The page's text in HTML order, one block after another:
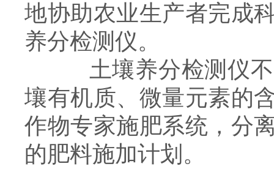
地协助农业生产者完成
养分检测仪。
土壤养分检测仪不
壤有机质、微量元素的
作物专家施肥系统，分
的肥料施加计划。